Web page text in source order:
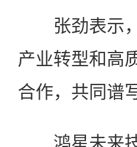
张劲表示，
产业转型和高
合作，共同谱
鸿星未来技